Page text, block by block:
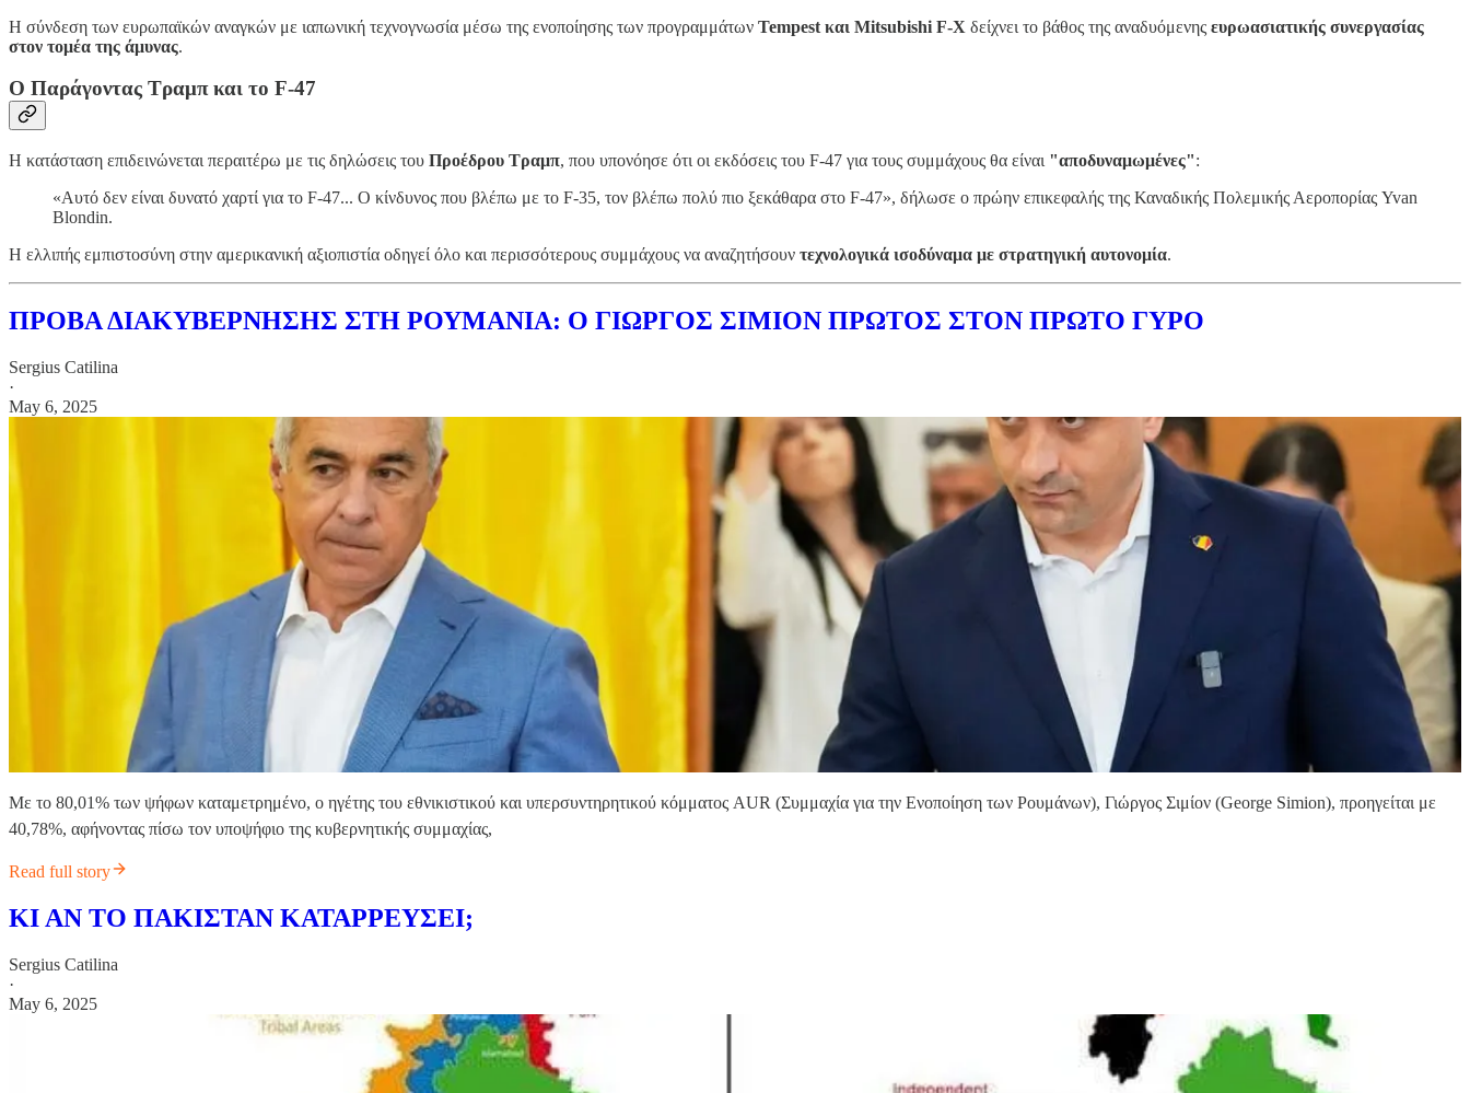
Η σύνδεση των ευρωπαϊκών αναγκών με ιαπωνική τεχνογνωσία μέσω της ενοποίησης των προγραμμάτων Tempest και Mitsubishi F-X δείχνει το βάθος της αναδυόμενης ευρωασιατικής συνεργασίας
στον τομέα της άμυνας.
Ο Παράγοντας Τραμπ και το F-47
Η κατάσταση επιδεινώνεται περαιτέρω με τις δηλώσεις του Προέδρου Τραμπ, που υπονόησε ότι οι εκδόσεις του F-47 για τους συμμάχους θα είναι "αποδυναμωμένες":
«Αυτό δεν είναι δυνατό χαρτί για το F-47... Ο κίνδυνος που βλέπω με το F-35, τον βλέπω πολύ πιο ξεκάθαρα στο F-47», δήλωσε ο πρώην επικεφαλής της Καναδικής Πολεμικής Αεροπορίας Yvan
Blondin.
Η ελλιπής εμπιστοσύνη στην αμερικανική αξιοπιστία οδηγεί όλο και περισσότερους συμμάχους να αναζητήσουν τεχνολογικά ισοδύναμα με στρατηγική αυτονομία.
ΠΡΟΒΑ ΔΙΑΚΥΒΕΡΝΗΣΗΣ ΣΤΗ ΡΟΥΜΑΝΙΑ: Ο ΓΙΩΡΓΟΣ ΣΙΜΙΟΝ ΠΡΩΤΟΣ ΣΤΟΝ ΠΡΩΤΟ ΓΥΡΟ
Sergius Catilina
·
May 6, 2025
Με το 80,01% των ψήφων καταμετρημένο, ο ηγέτης του εθνικιστικού και υπερσυντηρητικού κόμματος AUR (Συμμαχία για την Ενοποίηση των Ρουμάνων), Γιώργος Σιμίον (George Simion), προηγείται με
40,78%, αφήνοντας πίσω τον υποψήφιο της κυβερνητικής συμμαχίας,
Read full story
ΚΙ ΑΝ ΤΟ ΠΑΚΙΣΤΑΝ ΚΑΤΑΡΡΕΥΣΕΙ;
Sergius Catilina
·
May 6, 2025